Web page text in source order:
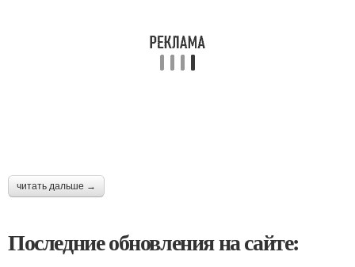
читать дальше →
Последние обновления на сайте: